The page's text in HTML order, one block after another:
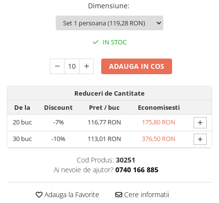
Dimensiune:
IN STOC
ADAUGA IN COS
Reduceri de Cantitate
De la
Discount Pret/ buc
Economisesti
20 buc -7% 116,77 RON 175,80 RON +
30 buc -10% 113,01 RON 376,50 RON +
Cod Produs: 30251
Ai nevoie de ajutor? 0740 166 885
Adauga la Favorite Cere informatii